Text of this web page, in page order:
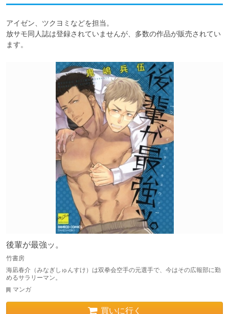
アイゼン、ツクヨミなどを担当。
放サモ同人誌は登録されていませんが、多数の作品が販売されてい
ます。
後輩が最強ッ。
竹書房
海凪春介（みなぎしゅんすけ）は双拳会空手の元選手で、今はその広報部に勤
めるサラリーマン。
マンガ
買いに行く